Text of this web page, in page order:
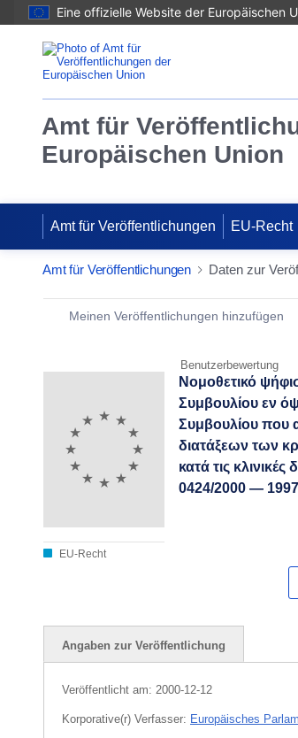
Eine offizielle Website der Europäischen
Amt für
Europäischen Union
Amt für Veröffentlichungen EU-Recht
Amt für Veröffentlichungen Daten zur
Publication Detail Actions
Meinen Veröffentlichungen hinzufügen
Benutzerbewertung
EU-Recht
Νομοθετικό
Συμβουλίου εν
Συμβουλίου που
διατάξεων των
κατά τις
0424/2000 —
Angaben zur Veröffentlichung
Veröffentlicht am: 2000-12-12
Korporative(r) Verfasser: Europäisches